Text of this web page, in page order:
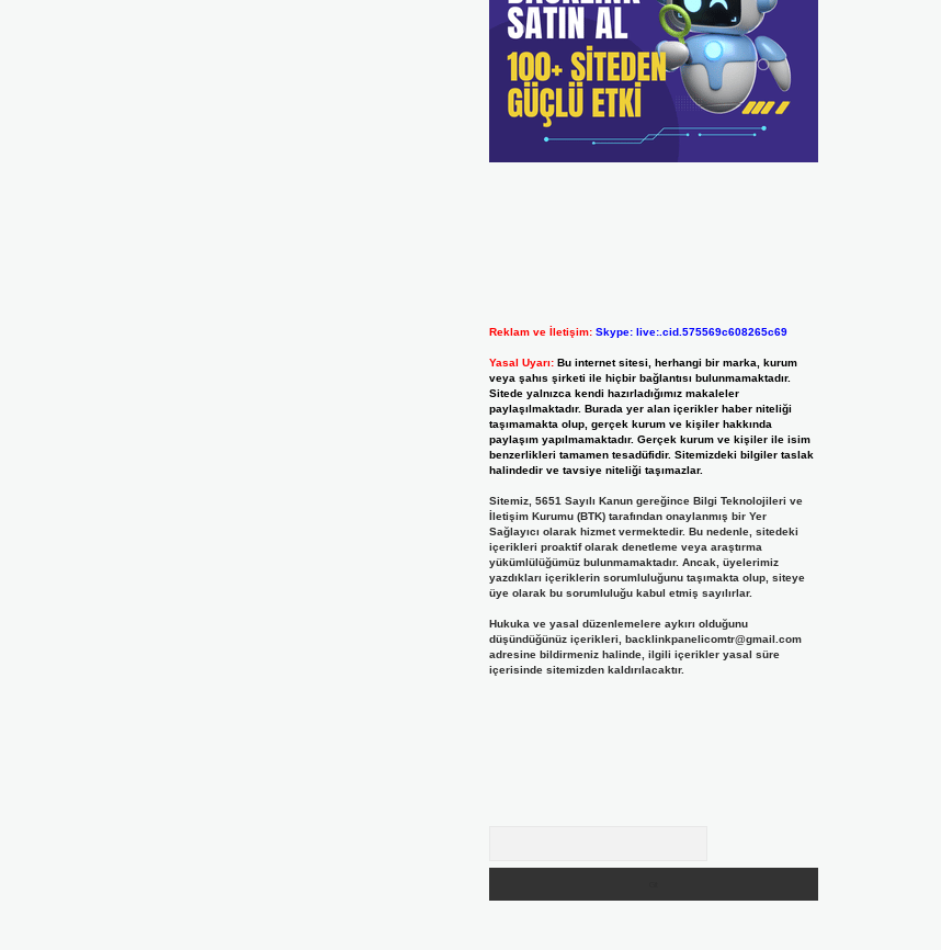
Reklam ve İletişim: Skype: live:.cid.575569c608265c69
Yasal Uyarı: Bu internet sitesi, herhangi bir marka, kurum
veya şahıs şirketi ile hiçbir bağlantısı bulunmamaktadır.
Sitede yalnızca kendi hazırladığımız makaleler
paylaşılmaktadır. Burada yer alan içerikler haber niteliği
taşımamakta olup, gerçek kurum ve kişiler hakkında
paylaşım yapılmamaktadır. Gerçek kurum ve kişiler ile isim
benzerlikleri tamamen tesadüfidir. Sitemizdeki bilgiler taslak
halindedir ve tavsiye niteliği taşımazlar.
Sitemiz, 5651 Sayılı Kanun gereğince Bilgi Teknolojileri ve
İletişim Kurumu (BTK) tarafından onaylanmış bir Yer
Sağlayıcı olarak hizmet vermektedir. Bu nedenle, sitedeki
içerikleri proaktif olarak denetleme veya araştırma
yükümlülüğümüz bulunmamaktadır. Ancak, üyelerimiz
yazdıkları içeriklerin sorumluluğunu taşımakta olup, siteye
üye olarak bu sorumluluğu kabul etmiş sayılırlar.
Hukuka ve yasal düzenlemelere aykırı olduğunu
düşündüğünüz içerikleri, backlinkpanelicomtr@gmail.com
adresine bildirmeniz halinde, ilgili içerikler yasal süre
içerisinde sitemizden kaldırılacaktır.